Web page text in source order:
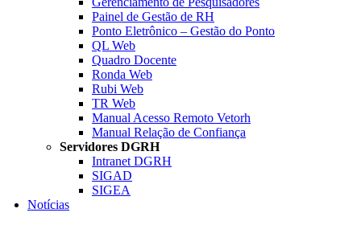
Painel de Gestão de RH
Ponto Eletrônico – Gestão do Ponto
QL Web
Quadro Docente
Ronda Web
Rubi Web
TR Web
Manual Acesso Remoto Vetorh
Manual Relação de Confiança
Servidores DGRH
Intranet DGRH
SIGAD
SIGEA
Notícias